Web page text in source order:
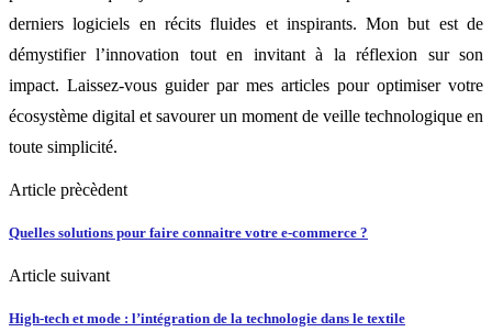
derniers logiciels en récits fluides et inspirants. Mon but est de
démystifier l’innovation tout en invitant à la réflexion sur son
impact. Laissez-vous guider par mes articles pour optimiser votre
écosystème digital et savourer un moment de veille technologique en
toute simplicité.
Article prècèdent
Quelles solutions pour faire connaitre votre e-commerce ?
Article suivant
High-tech et mode : l’intégration de la technologie dans le textile